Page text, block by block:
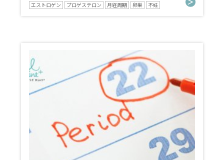
エストロゲン プロゲステロン 月経周期 卵巣 不妊